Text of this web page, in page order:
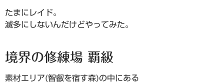
たまにレイド。
滅多にしないんだけどやってみた。
境界の修練場 覇級
素材エリア(智叡を宿す森)の中にある